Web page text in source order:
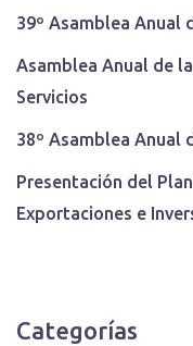
39º Asamblea Anual
Asamblea Anual de
Servicios
38º Asamblea Anual
Presentación del
Exportaciones e
Categorías